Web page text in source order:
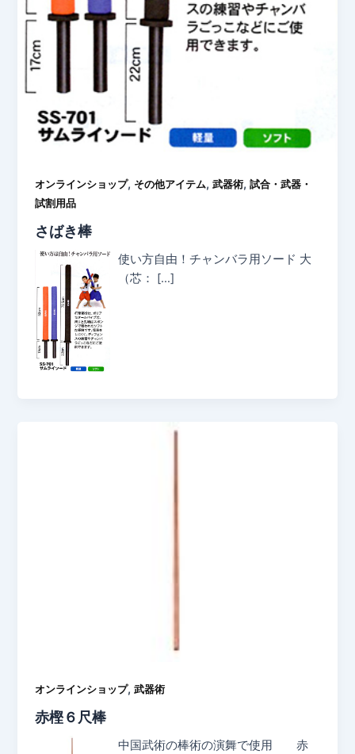
オンラインショップ, その他アイテム,武器術,試合・武器・
試割用品
さばき棒
使い方自由！チャンバラ用ソード 大
（芯： […]
オンラインショップ,武器術
赤樫６尺棒
中国武術の棒術の演舞で使用 赤